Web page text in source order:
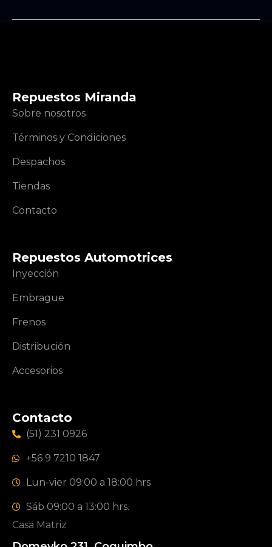
Repuestos Miranda
Sobre nosotros
Términos y Condiciones
Despachos
Tiendas
Contacto
Repuestos Automotrices
Inyección
Embrague
Frenos
Distribución
Accesorios
Contacto
(51) 231 0926
+56 9 7210 1847
Lun-vier 09:00 a 18:00 hrs
Sáb 09:00 a 13:00 hrs.
Casa Matriz